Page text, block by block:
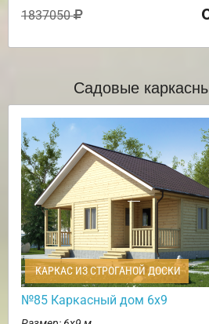
1837050
Садовые
КАРКАС ИЗ СТРОГАНОЙ ДОСКИ
№85 Каркасный дом 6х9